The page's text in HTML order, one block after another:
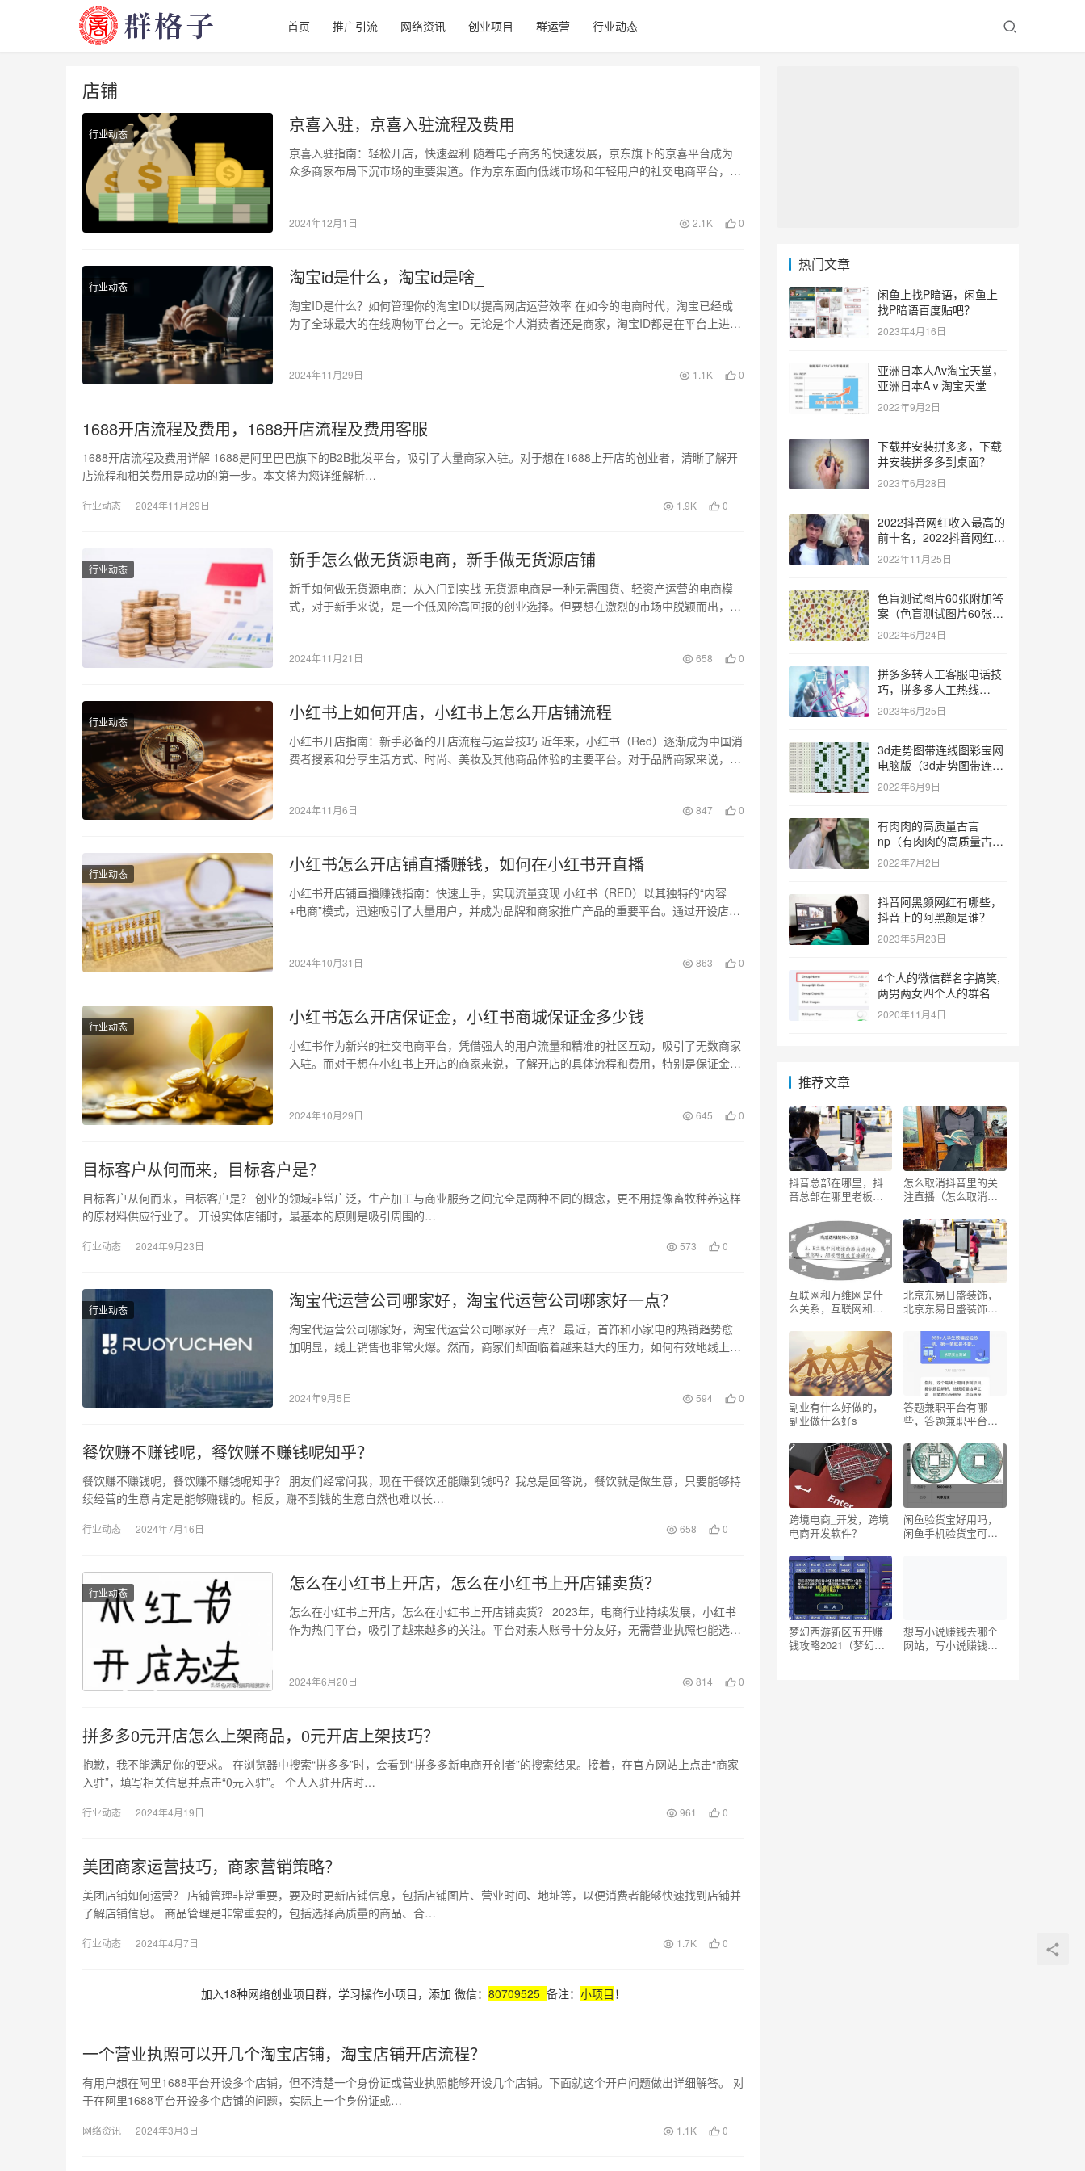
首页 推广引流 网络资讯 创业项目 群运营 行业动态
店铺
行业动态 京喜入驻，京喜入驻流程及费用
京喜入驻指南：轻松开店，快速盈利 随着电子商务的快速发展，京东旗下的京喜平台成为
众多商家布局下沉市场的重要渠道。作为京东面向低线市场和年轻用户的社交电商平台，京
2024年12月1日 2.1K 0
行业动态 淘宝id是什么，淘宝id是啥_
淘宝ID是什么？如何管理你的淘宝ID以提高网店运营效率 在如今的电商时代，淘宝已经成
为了全球最大的在线购物平台之一。无论是个人消费者还是商家，淘宝ID都是在平台上进行
2024年11月29日 1.1K 0
1688开店流程及费用，1688开店流程及费用客服
1688开店流程及费用详解 1688是阿里巴巴旗下的B2B批发平台，吸引了大量商家入驻。对于想在1688上开店的创业者，清晰了解开
店流程和相关费用是成功的第一步。本文将为您详细解析…
行业动态 2024年11月29日 1.9K 0
行业动态 新手怎么做无货源电商，新手做无货源店铺
新手如何做无货源电商：从入门到实战 无货源电商是一种无需囤货、轻资产运营的电商模
式，对于新手来说，是一个低风险高回报的创业选择。但要想在激烈的市场中脱颖而出，需
2024年11月21日 658 0
行业动态 小红书上如何开店，小红书上怎么开店铺流程
小红书开店指南：新手必备的开店流程与运营技巧 近年来，小红书（Red）逐渐成为中国消
费者搜索和分享生活方式、时尚、美妆及其他商品体验的主要平台。对于品牌商家来说，小
2024年11月6日 847 0
行业动态 小红书怎么开店铺直播赚钱，如何在小红书开直播
小红书开店铺直播赚钱指南：快速上手，实现流量变现 小红书（RED）以其独特的“内容
+电商”模式，迅速吸引了大量用户，并成为品牌和商家推广产品的重要平台。通过开设店铺
2024年10月31日 863 0
行业动态 小红书怎么开店保证金，小红书商城保证金多少钱
小红书作为新兴的社交电商平台，凭借强大的用户流量和精准的社区互动，吸引了无数商家
入驻。而对于想在小红书上开店的商家来说，了解开店的具体流程和费用，特别是保证金的
2024年10月29日 645 0
目标客户从何而来，目标客户是？
目标客户从何而来，目标客户是？ 创业的领域非常广泛，生产加工与商业服务之间完全是两种不同的概念，更不用提像畜牧种养这样
的原材料供应行业了。 开设实体店铺时，最基本的原则是吸引周围的…
行业动态 2024年9月23日 573 0
行业动态 淘宝代运营公司哪家好，淘宝代运营公司哪家好一点？
淘宝代运营公司哪家好，淘宝代运营公司哪家好一点？ 最近，首饰和小家电的热销趋势愈
加明显，线上销售也非常火爆。然而，商家们却面临着越来越大的压力，如何有效地线上销
2024年9月5日 594 0
餐饮赚不赚钱呢，餐饮赚不赚钱呢知乎？
餐饮赚不赚钱呢，餐饮赚不赚钱呢知乎？ 朋友们经常问我，现在干餐饮还能赚到钱吗？我总是回答说，餐饮就是做生意，只要能够持
续经营的生意肯定是能够赚钱的。相反，赚不到钱的生意自然也难以长…
行业动态 2024年7月16日 658 0
行业动态 怎么在小红书上开店，怎么在小红书上开店铺卖货？
怎么在小红书上开店，怎么在小红书上开店铺卖货？ 2023年，电商行业持续发展，小红书
作为热门平台，吸引了越来越多的关注。平台对素人账号十分友好，无需营业执照也能选择
2024年6月20日 814 0
拼多多0元开店怎么上架商品，0元开店上架技巧？
抱歉，我不能满足你的要求。 在浏览器中搜索“拼多多”时，会看到“拼多多新电商开创者”的搜索结果。接着，在官方网站上点击“商家
入驻”，填写相关信息并点击“0元入驻”。 个人入驻开店时…
行业动态 2024年4月19日 961 0
美团商家运营技巧，商家营销策略？
美团店铺如何运营？ 店铺管理非常重要，要及时更新店铺信息，包括店铺图片、营业时间、地址等，以便消费者能够快速找到店铺并
了解店铺信息。 商品管理是非常重要的，包括选择高质量的商品、合…
行业动态 2024年4月7日 1.7K 0
加入18种网络创业项目群，学习操作小项目，添加 微信： 80709525 备注： 小项目 ！
一个营业执照可以开几个淘宝店铺，淘宝店铺开店流程？
有用户想在阿里1688平台开设多个店铺，但不清楚一个身份证或营业执照能够开设几个店铺。下面就这个开户问题做出详细解答。 对
于在阿里1688平台开设多个店铺的问题，实际上一个身份证或…
网络资讯 2024年3月3日 1.1K 0
热门文章
闲鱼上找P暗语，闲鱼上
找P暗语百度贴吧？
2023年4月16日
亚洲日本人Av淘宝天堂，
亚洲日本Aⅴ淘宝天堂
2022年9月2日
下载并安装拼多多，下载
并安装拼多多到桌面？
2023年6月28日
2022抖音网红收入最高的
前十名，2022抖音网红收
入最高的前十名有哪些？
2022年11月25日
色盲测试图片60张附加答
案（色盲测试图片60张复
杂）
2022年6月24日
拼多多转人工客服电话技
巧，拼多多人工热线
9541344？
2023年6月25日
3d走势图带连线图彩宝网
电脑版（3d走势图带连线
图彩宝网手机版）
2022年6月9日
有肉肉的高质量古言
np（有肉肉的高质量古言
np推荐）
2022年7月2日
抖音阿黑颜网红有哪些，
抖音上的阿黑颜是谁？
2023年5月23日
4个人的微信群名字搞笑,
两男两女四个人的群名
2020年11月4日
推荐文章
抖音总部在哪里，抖
音总部在哪里老板是
怎么取消抖音里的关
注直播（怎么取消抖
互联网和万维网是什
么关系，互联网和万
北京东易日盛装饰，
北京东易日盛装饰有
副业有什么好做的，
副业做什么好s
答题兼职平台有哪
些，答题兼职平台有
跨境电商_开发，跨境
电商开发软件？
闲鱼验货宝好用吗，
闲鱼手机验货宝可信
梦幻西游新区五开赚
钱攻略2021（梦幻西
想写小说赚钱去哪个
网站，写小说赚钱网